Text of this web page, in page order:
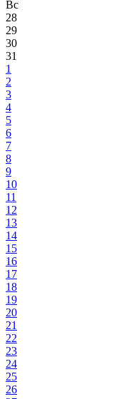
Вс
28
29
30
31
1
2
3
4
5
6
7
8
9
10
11
12
13
14
15
16
17
18
19
20
21
22
23
24
25
26